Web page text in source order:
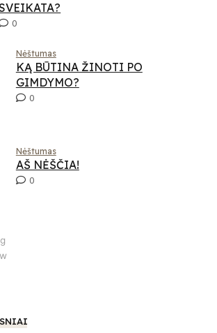
0
Nėštumas
KĄ BŪTINA ŽINOTI PO
GIMDYMO?
0
Nėštumas
AŠ NĖŠČIA!
0